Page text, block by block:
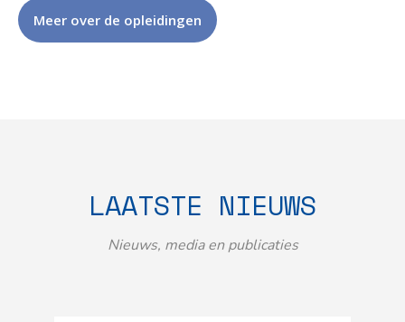
Meer over de opleidingen
LAATSTE NIEUWS
Nieuws, media en publicaties